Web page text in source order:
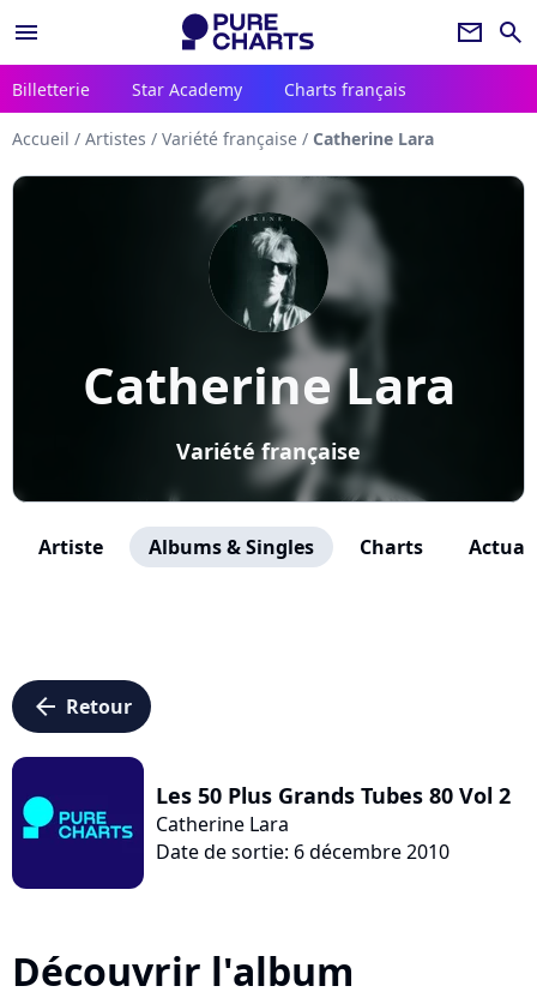
menu newsletter search
Billetterie Star Academy Charts français
Accueil / Artistes / Variété française / Catherine Lara
Catherine Lara
Variété française
Artiste Albums & Singles Charts
arrow_left Retour
Les 50 Plus Grands Tubes 80 Vol 2
Catherine Lara
Date de sortie: 6 décembre 2010
Découvrir l'album